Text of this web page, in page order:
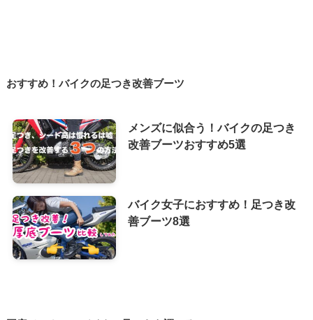
おすすめ！バイクの足つき改善ブーツ
メンズに似合う！バイクの足つき
改善ブーツおすすめ5選
バイク女子におすすめ！足つき改
善ブーツ8選